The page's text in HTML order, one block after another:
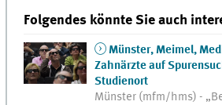
Folgendes könnte Sie auch
Münster, Meimel,
Zahnärzte auf
Studienort
Münster (mfm/hms) -